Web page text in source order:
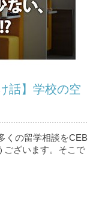
話】学校の空
くの留学相談をCEB
ございます。そこで
ております…」とお